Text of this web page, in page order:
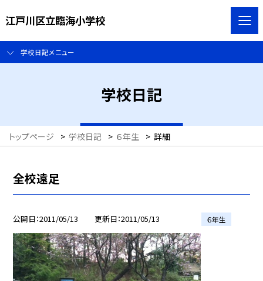
江戸川区立臨海小学校
学校日記メニュー
学校日記
トップページ > 学校日記 > ６年生 > 詳細
全校遠足
公開日 2011/05/13 更新日 2011/05/13 ６年生